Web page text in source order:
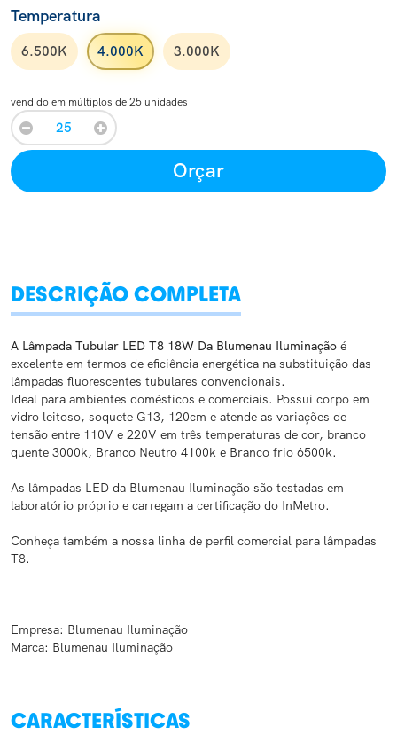
Temperatura
6.500K 4.000K 3.000K
vendido em múltiplos de 25 unidades
Orçar
DESCRIÇÃO COMPLETA
A Lâmpada Tubular LED T8 18W Da Blumenau Iluminação é
excelente em termos de eficiência energética na substituição das
lâmpadas fluorescentes tubulares convencionais.
Ideal para ambientes domésticos e comerciais. Possui corpo em
vidro leitoso, soquete G13, 120cm e atende as variações de
tensão entre 110V e 220V em três temperaturas de cor, branco
quente 3000k, Branco Neutro 4100k e Branco frio 6500k.
As lâmpadas LED da Blumenau Iluminação são testadas em
laboratório próprio e carregam a certificação do InMetro.
Conheça também a nossa linha de perfil comercial para lâmpadas
T8.
Empresa: Blumenau Iluminação
Marca: Blumenau Iluminação
CARACTERÍSTICAS